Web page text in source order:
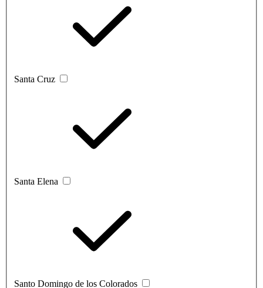
Santa Cruz
Santa Elena
Santo Domingo de los Colorados